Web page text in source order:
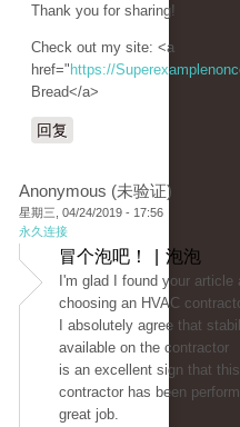
Thank you for sharing!
Check out my site: <a
href=" https://
Bread</a>
回复
Anonymous (未验证)
星期三, 04/24/2019 - 17:56
永久连接
冒个泡吧！ | 泡泡
I'm glad I found your article
choosing an HVAC
I absolutely agree that
available on the contractor
is an excellent sign that this
contractor has been
great job.